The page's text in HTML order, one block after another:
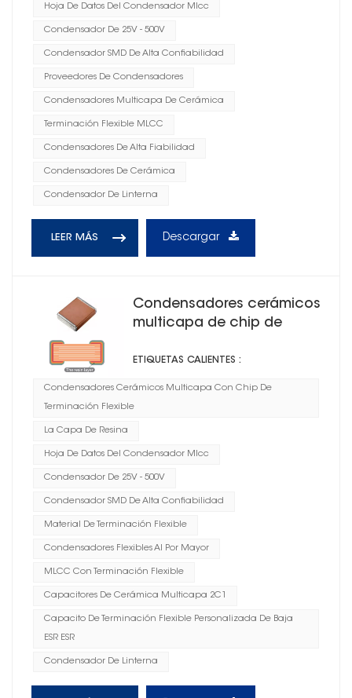
Hoja De Datos Del Condensador Mlcc
Condensador De 25V - 500V
Condensador SMD De Alta Confiabilidad
Proveedores De Condensadores
Condensadores Multicapa De Cerámica
Terminación Flexible MLCC
Condensadores De Alta Fiabilidad
Condensadores De Cerámica
Condensador De Linterna
LEER MÁS Descargar
Condensadores cerámicos
multicapa de chip de
ETIQUETAS CALIENTES :
Condensadores Cerámicos Multicapa Con Chip De
Terminación Flexible
La Capa De Resina
Hoja De Datos Del Condensador Mlcc
Condensador De 25V - 500V
Condensador SMD De Alta Confiabilidad
Material De Terminación Flexible
Condensadores Flexibles Al Por Mayor
MLCC Con Terminación Flexible
Capacitores De Cerámica Multicapa 2C1
Capacito De Terminación Flexible Personalizada De Baja
ESR ESR
Condensador De Linterna